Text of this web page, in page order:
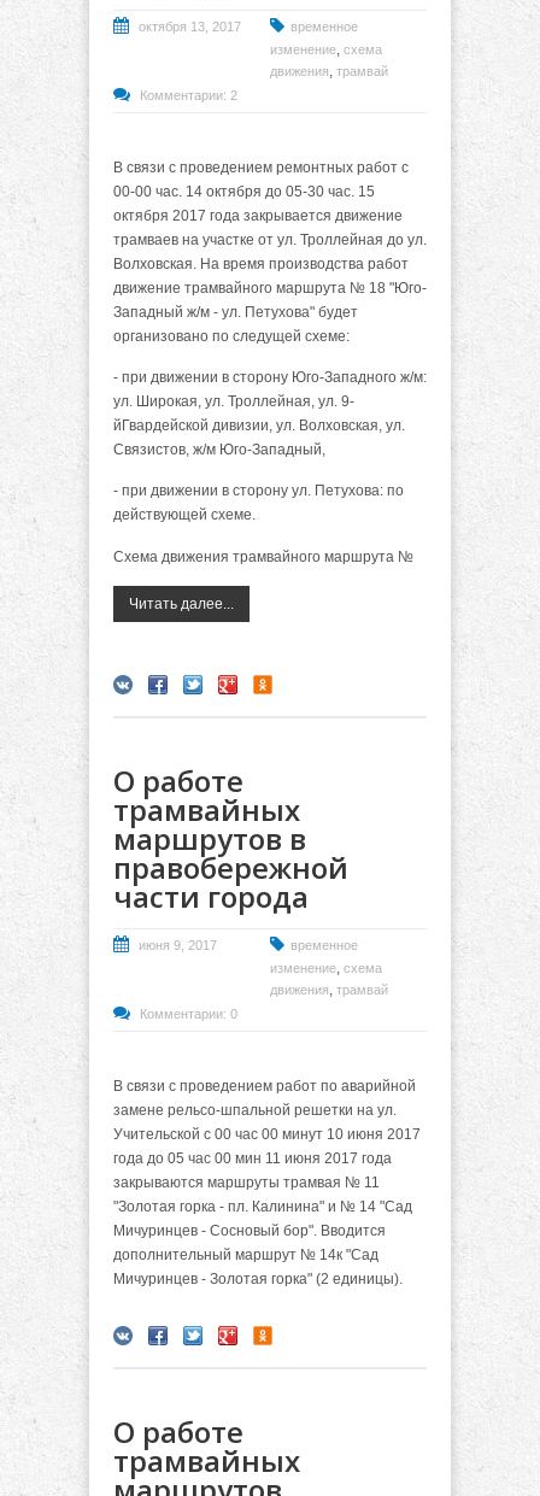
октября 13, 2017
временное
изменение, схема
движения, трамвай
Комментарии: 2
В связи с проведением ремонтных работ с
00-00 час. 14 октября до 05-30 час. 15
октября 2017 года закрывается движение
трамваев на участке от ул. Троллейная до ул.
Волховская. На время производства работ
движение трамвайного маршрута № 18 "Юго-
Западный ж/м - ул. Петухова" будет
организовано по следущей схеме:
- при движении в сторону Юго-Западного ж/м:
ул. Широкая, ул. Троллейная, ул. 9-
йГвардейской дивизии, ул. Волховская, ул.
Связистов, ж/м Юго-Западный,
- при движении в сторону ул. Петухова: по
действующей схеме.
Схема движения трамвайного маршрута №
Читать далее...
О работе
трамвайных
маршрутов в
правобережной
части города
июня 9, 2017
временное
изменение, схема
движения, трамвай
Комментарии: 0
В связи с проведением работ по аварийной
замене рельсо-шпальной решетки на ул.
Учительской с 00 час 00 минут 10 июня 2017
года до 05 час 00 мин 11 июня 2017 года
закрываются маршруты трамвая № 11
"Золотая горка - пл. Калинина" и № 14 "Сад
Мичуринцев - Сосновый бор". Вводится
дополнительный маршрут № 14к "Сад
Мичуринцев - Золотая горка" (2 единицы).
О работе
трамвайных